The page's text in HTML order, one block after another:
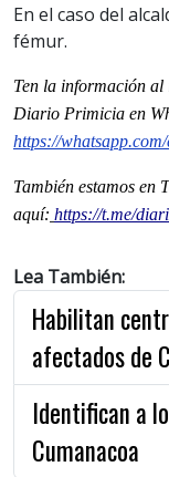
En el caso del
fémur.
Ten la información al
Diario Primicia en
https://
También estamos en
aquí: https://t.me/
Lea También:
Habilitan
afectados de
Identifican a
Cumanacoa